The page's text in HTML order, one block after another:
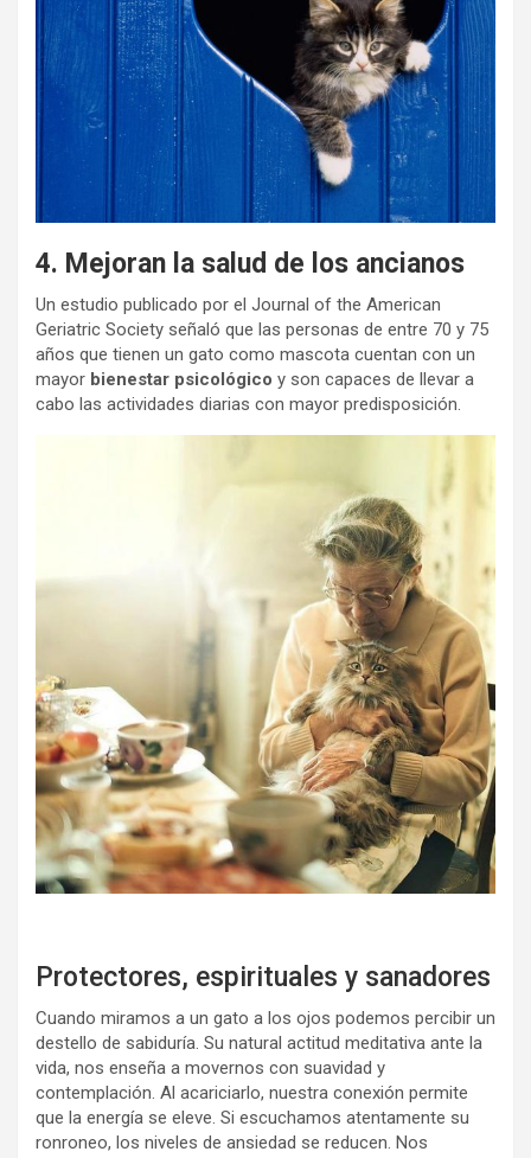
4. Mejoran la salud de los ancianos
Un estudio publicado por el Journal of the American
Geriatric Society señaló que las personas de entre 70 y 75
años que tienen un gato como mascota cuentan con un
mayor bienestar psicológico y son capaces de llevar a
cabo las actividades diarias con mayor predisposición.
Protectores, espirituales y sanadores
Cuando miramos a un gato a los ojos podemos percibir un
destello de sabiduría. Su natural actitud meditativa ante la
vida, nos enseña a movernos con suavidad y
contemplación. Al acariciarlo, nuestra conexión permite
que la energía se eleve. Si escuchamos atentamente su
ronroneo, los niveles de ansiedad se reducen. Nos